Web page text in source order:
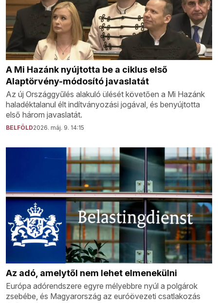
A Mi Hazánk nyújtotta be a ciklus első
Alaptörvény-módosító javaslatát
Az új Országgyűlés alakuló ülését követően a Mi Hazánk
haladéktalanul élt indítványozási jogával, és benyújtotta
első három javaslatát.
BELFÖLD2026. máj. 9. 14:15
Az adó, amelytől nem lehet elmenekülni
Európa adórendszere egyre mélyebbre nyúl a polgárok
zsebébe, és Magyarország az euróövezeti csatlakozás